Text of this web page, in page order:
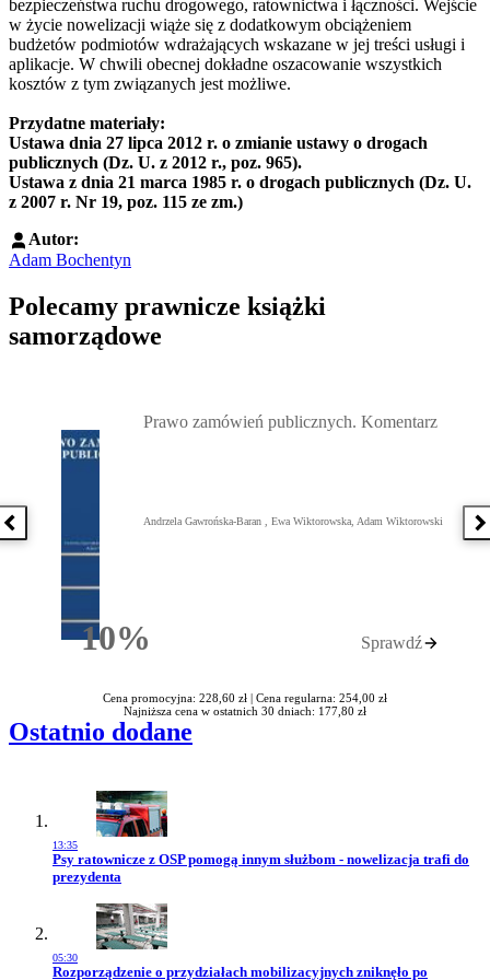
bezpieczeństwa ruchu drogowego, ratownictwa i łączności. Wejście
w życie nowelizacji wiąże się z dodatkowym obciążeniem
budżetów podmiotów wdrażających wskazane w jej treści usługi i
aplikacje. W chwili obecnej dokładne oszacowanie wszystkich
kosztów z tym związanych jest możliwe.
Przydatne materiały:
Ustawa dnia 27 lipca 2012 r. o zmianie ustawy o drogach
publicznych (Dz. U. z 2012 r., poz. 965).
Ustawa z dnia 21 marca 1985 r. o drogach publicznych (Dz. U.
z 2007 r. Nr 19, poz. 115 ze zm.)
Autor:
Adam Bochentyn
Polecamy prawnicze książki
samorządowe
Poprzednia książka
10%Rabatu
Prawo zamówień publicznych. Komentarz
Andrzela Gawrońska-Baran , Ewa Wiktorowska, Adam Wiktorowski
Sprawdź
Cena promocyjna: 228,60 zł | Cena regularna: 254,00 zł
Najniższa cena w ostatnich 30 dniach: 177,80 zł
Ostatnio dodane
13:35
Przejdź do artykułu:
Psy ratownicze z OSP pomogą innym służbom - nowelizacja trafi do
prezydenta
05:30
Przejdź do artykułu:
Rozporządzenie o przydziałach mobilizacyjnych zniknęło po